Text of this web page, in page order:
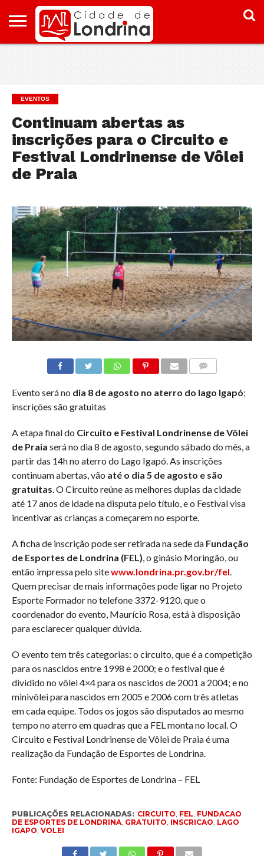
HOME
CONHEÇA
LONDRINA
PONTOS
TURÍSTICOS
ONDE
FICAR EM
LONDRINA
ONDE
COMER
EM
LONDRINA
EVENTOS
Continuam abertas as
inscrições para o Circuito e
Festival Londrinense de Vôlei
de Praia
Evento será no dia 8 de agosto no aterro do lago Igapó;
inscrições são gratuitas
A etapa final do Circuito e Festival Londrinense de Vôlei
de Praia será no dia 8 de agosto, segundo sábado do mês, a
partir das 14h no aterro do Lago Igapó. As inscrições
continuam abertas, vão até o dia 5 de agosto e são
gratuitas. O Circuito reúne as melhores duplas da cidade
até 17 anos de idade na disputa pelo título, e o Festival visa
incentivar as crianças a começarem no esporte.
A ficha de inscrição pode ser retirada na sede da Fundação
de Esportes de Londrina (FEL), o ginásio Moringão, ou
então impressa pelo sitewww.londrina.pr.gov.br/fel.
Quem precisar de mais informações pode ligar no Projeto
Esporte Formador no telefone 3372-9120, que o
coordenador do evento, Maurício Rosa, está à disposição
para esclarecer qualquer dúvida.
O evento tem três categorias: o circuito, que é a competição
para os nascidos entre 1998 e 2000; e o festival que é
dividido no vôlei 4×4 para os nascidos de 2001 a 2004; e no
minivôlei para nascidos em 2005 e 2006 com três atletas
em cada equipe. Todos os jogos são disputados ao mesmo
tempo no aterro em quadras que a FEL monta no local. O
Circuito e Festival Londrinense de Vôlei de Praia é uma
realização da Fundação de Esportes de Londrina.
Fonte: Fundação de Esportes de Londrina – FEL
PUBLICAÇÕES RELACIONADAS: CIRCUITO FEL FUNDACAO
DE ESPORTES DE LONDRINA, GRATUITO INSCRICAO LAGO
IGAPO VOLEI